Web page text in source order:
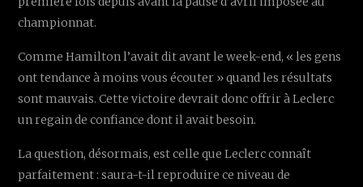
championnat.
Comme Hamilton l’avait dit avant le week-end, « les gens
ont tendance à moins vous écouter » quand les résultats
sont mauvais. Cette victoire devrait donc offrir à Leclerc
un regain de confiance dont il avait besoin.
La question, désormais, est celle que Leclerc connaît
parfaitement : saura-t-il reproduire ce niveau de